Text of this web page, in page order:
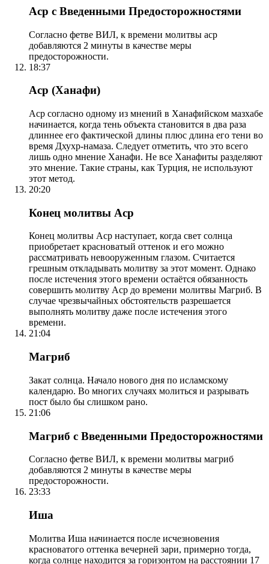
Аср с Введенными Предосторожностями
Согласно фетве ВИЛ, к времени молитвы аср
добавляются 2 минуты в качестве меры
предосторожности.
18:37
Аср (Ханафи)
Аср согласно одному из мнений в Ханафийском мазхабе
начинается, когда тень объекта становится в два раза
длиннее его фактической длины плюс длина его тени во
время Дхухр-намаза. Следует отметить, что это всего
лишь одно мнение Ханафи. Не все Ханафиты разделяют
это мнение. Такие страны, как Турция, не используют
этот метод.
20:20
Конец молитвы Аср
Конец молитвы Аср наступает, когда свет солнца
приобретает красноватый оттенок и его можно
рассматривать невооруженным глазом. Считается
грешным откладывать молитву за этот момент. Однако
после истечения этого времени остаётся обязанность
совершить молитву Аср до времени молитвы Магриб. В
случае чрезвычайных обстоятельств разрешается
выполнять молитву даже после истечения этого
времени.
21:04
Магриб
Закат солнца. Начало нового дня по исламскому
календарю. Во многих случаях молиться и разрывать
пост было бы слишком рано.
21:06
Магриб с Введенными Предосторожностями
Согласно фетве ВИЛ, к времени молитвы магриб
добавляются 2 минуты в качестве меры
предосторожности.
23:33
Иша
Молитва Иша начинается после исчезновения
красноватого оттенка вечерней зари, примерно тогда,
когда солнце находится за горизонтом на расстоянии 17